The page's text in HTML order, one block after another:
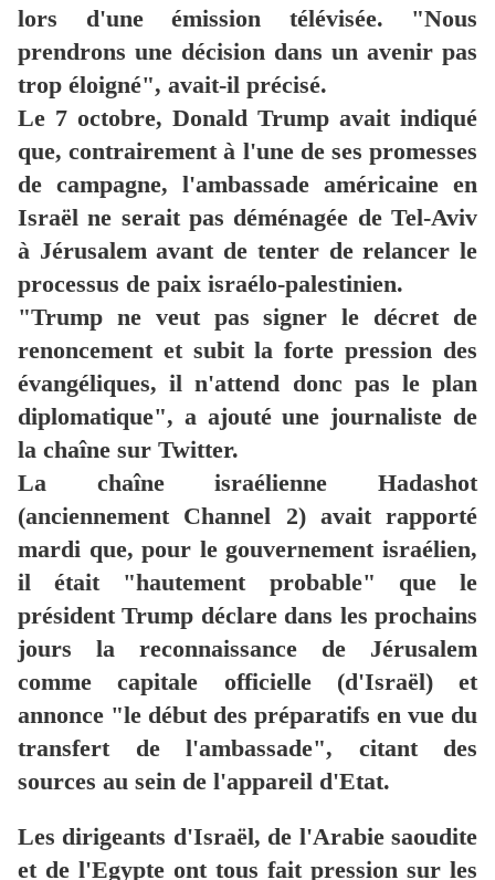
lors d'une émission télévisée. "Nous
prendrons une décision dans un avenir pas
trop éloigné", avait-il précisé.
Le 7 octobre, Donald Trump avait indiqué
que, contrairement à l'une de ses promesses
de campagne, l'ambassade américaine en
Israël ne serait pas déménagée de Tel-Aviv
à Jérusalem avant de tenter de relancer le
processus de paix israélo-palestinien.
"Trump ne veut pas signer le décret de
renoncement et subit la forte pression des
évangéliques, il n'attend donc pas le plan
diplomatique", a ajouté une journaliste de
la chaîne sur Twitter.
La chaîne israélienne Hadashot
(anciennement Channel 2) avait rapporté
mardi que, pour le gouvernement israélien,
il était "hautement probable" que le
président Trump déclare dans les prochains
jours la reconnaissance de Jérusalem
comme capitale officielle (d'Israël) et
annonce "le début des préparatifs en vue du
transfert de l'ambassade", citant des
sources au sein de l'appareil d'Etat.
Les dirigeants d'Israël, de l'Arabie saoudite
et de l'Egypte ont tous fait pression sur les